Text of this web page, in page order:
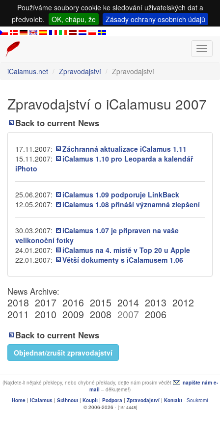
Používáme soubory cookie ke sledování uživatelských dat a
předvoleb.
OK, chápu, že Zásady ochrany osobních údajů
iCalamus.net
Zpravodajství Zpravodajství
Zpravodajství o iCalamusu 2007
Back to current News
17.11.2007:
Záchranná aktualizace iCalamus 1.11
15.11.2007:
iCalamus 1.10 pro Leoparda a kalendář
iPhoto
25.06.2007:
iCalamus 1.09 podporuje LinkBack
12.05.2007:
iCalamus 1.08 přináší významná zlepšení
30.03.2007:
iCalamus 1.07 je připraven na vaše
velikonoční fotky
24.01.2007:
iCalamus na 4. místě v Top 20 u Apple
22.01.2007:
Větší dokumenty s iCalamusem 1.06
News Archive:
2018 2017 2016 2015 2014 2013 2012
2011 2010 2009 2008 2007 2006
Back to current News
Objednat/zrušit zpravodajství
(Najdete-li nějaké překlepy, nebo chybné překlady, dejte nám prosím vědět
napište nám e-
mail – děkujeme!)
Home | iCalamus | Stáhnout | Koupit | Podpora | Zpravodajství | Kontakt · Soukromí
© 2006-2026 · [1514448]